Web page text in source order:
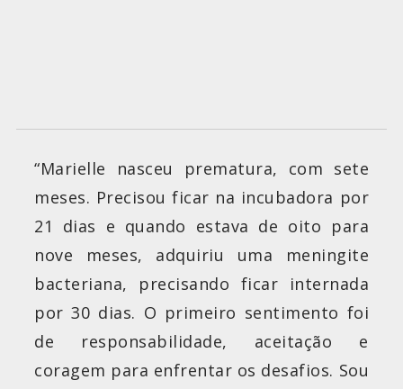
“Marielle nasceu prematura, com sete
meses. Precisou ficar na incubadora por
21 dias e quando estava de oito para
nove meses, adquiriu uma meningite
bacteriana, precisando ficar internada
por 30 dias. O primeiro sentimento foi
de responsabilidade, aceitação e
coragem para enfrentar os desafios. Sou